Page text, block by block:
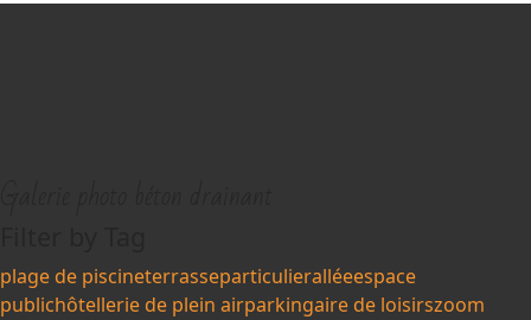
plage de piscineterrasseparticulieralléeespace
publichôtellerie de plein airparkingaire de loisirszoom